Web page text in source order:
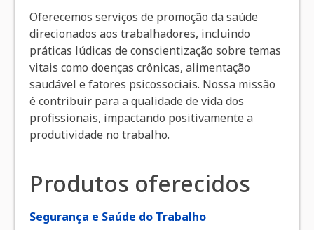
Oferecemos serviços de promoção da saúde
direcionados aos trabalhadores, incluindo
práticas lúdicas de conscientização sobre temas
vitais como doenças crônicas, alimentação
saudável e fatores psicossociais. Nossa missão
é contribuir para a qualidade de vida dos
profissionais, impactando positivamente a
produtividade no trabalho.
Produtos oferecidos
Segurança e Saúde do Trabalho